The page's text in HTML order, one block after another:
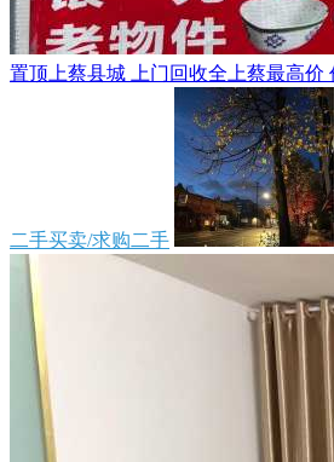
置顶 上蔡县城 上门回收全上蔡最高
二手买卖/求购二手